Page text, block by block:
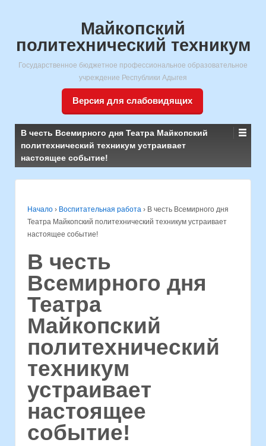
Майкопский
политехнический техникум
Государственное бюджетное профессиональное образовательное
учреждение Республики Адыгея
Версия для слабовидящих
В честь Всемирного дня Театра Майкопский
политехнический техникум устраивает
настоящее событие!
Начало › Воспитательная работа › В честь Всемирного дня
Театра Майкопский политехнический техникум устраивает
настоящее событие!
В честь
Всемирного дня
Театра
Майкопский
политехнический
техникум
устраивает
настоящее
событие!